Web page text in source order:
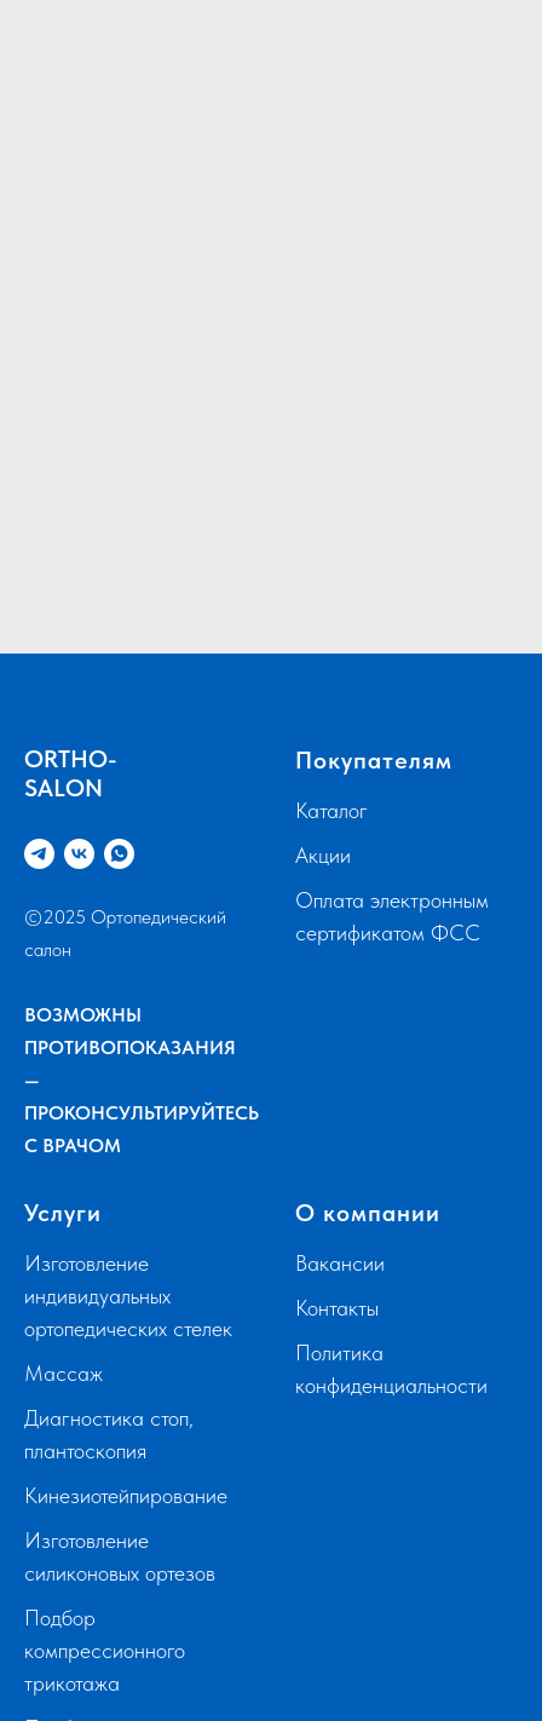
ORTHO-
SALON
©2025 Ортопедический
салон
ВОЗМОЖНЫ
ПРОТИВОПОКАЗАНИЯ
—
ПРОКОНСУЛЬТИРУЙТЕСЬ
С ВРАЧОМ
Покупателям
Каталог
Акции
Оплата электронным
сертификатом ФСС
Услуги
Изготовление
индивидуальных
ортопедических стелек
Массаж
Диагностика стоп,
плантоскопия
Кинезиотейпирование
Изготовление
силиконовых ортезов
Подбор
компрессионного
трикотажа
О компании
Вакансии
Контакты
Политика
конфиденциальности